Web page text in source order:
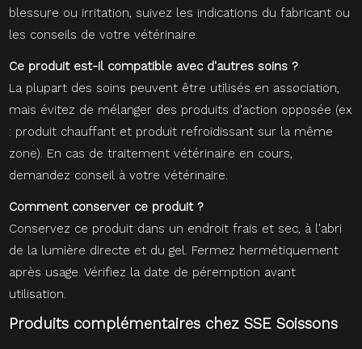
blessure ou irritation, suivez les indications du fabricant ou
les conseils de votre vétérinaire.
Ce produit est-il compatible avec d'autres soins ?
La plupart des soins peuvent être utilisés en association,
mais évitez de mélanger des produits d'action opposée (ex
: produit chauffant et produit refroidissant sur la même
zone). En cas de traitement vétérinaire en cours,
demandez conseil à votre vétérinaire.
Comment conserver ce produit ?
Conservez ce produit dans un endroit frais et sec, à l'abri
de la lumière directe et du gel. Fermez hermétiquement
après usage. Vérifiez la date de péremption avant
utilisation.
Produits complémentaires chez SSE Soissons